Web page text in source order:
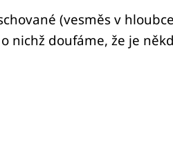
(vesměs v
nichž doufáme, že je